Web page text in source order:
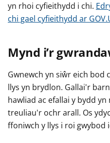
yn rhoi cyfieithydd i chi.
chi gael cyfieithydd ar
Mynd i’r
Gwnewch yn siŵr eich bod
llys yn brydlon. Gallai'r
hawliad ac efallai y bydd
treuliau'r ochr arall. Os
ffoniwch y llys i roi gwybod